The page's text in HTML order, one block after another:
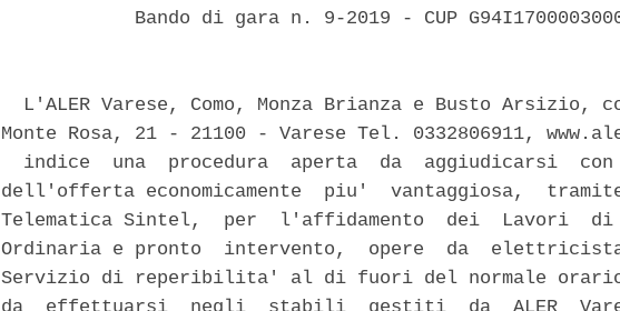
Bando di gara n. 9-2019 - CUP
L'ALER Varese, Como, Monza Brianza e Busto Arsizio,
Monte Rosa, 21 - 21100 - Varese Tel. 0332806911,
indice  una  procedura  aperta  da  aggiudicarsi  con
dell'offerta economicamente  piu'  vantaggiosa,
Telematica Sintel,  per  l'affidamento  dei  Lavori  di
Ordinaria e pronto  intervento,  opere  da
Servizio di reperibilita' al di fuori del normale